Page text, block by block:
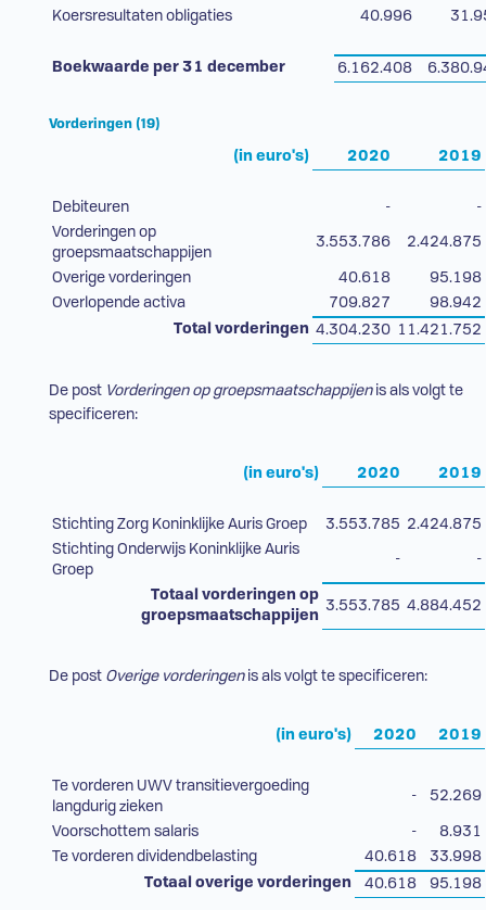
Koersresultaten obligaties
40.996
Boekwaarde per 31 december 6.162.408
Vorderingen (19)
(in euro's) 2020 2019
Debiteuren -
-
Vorderingen op
groepsmaatschappijen
3.553.786 2.424.875
Overige vorderingen 40.618
95.198
Overlopende activa
709.827
98.942
Total vorderingen 4.304.230 11.421.752
De post Vorderingen op groepsmaatschappijenis als volgt te
specificeren:
(in euro's) 2020 2019
Stichting Zorg Koninklijke Auris Groep 3.553.785 2.424.875
Stichting Onderwijs Koninklijke Auris
Groep
- -
Totaal vorderingen op
groepsmaatschappijen
3.553.785 4.884.452
De post Overige vorderingenis als volgt te specificeren:
(in euro's) 2020 2019
Te vorderen UWV transitievergoeding
langdurig zieken
- 52.269
Voorschottem salaris -
8.931
Te vorderen dividendbelasting
40.618
33.998
Totaal overige vorderingen
40.618 95.198